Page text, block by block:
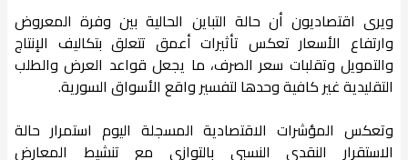
ويرى اقتصاديون أن حالة التباين الحالية بين وفرة المعروض
وارتفاع الأسعار تعكس تأثيرات أعمق تتعلق بتكاليف الإنتاج
والتمويل وتقلبات سعر الصرف، ما يجعل قواعد العرض والطلب
التقليدية غير كافية وحدها لتفسير واقع الأسواق السورية.
وتعكس المؤشرات الاقتصادية المسجلة اليوم استمرار حالة
الاستقرار النقدي النسبي بالتوازي مع تنشيط المعارض